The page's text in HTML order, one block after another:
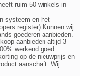
ruim 50 winkels in
systeem en het
register) Kunnen wij
goederen aanbieden.
aanbieden altijd 3
werkend goed
op de nieuwprijs en
aanschaft. Wij